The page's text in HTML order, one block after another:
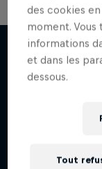
J'en veux
Le
Dans les
des cookies
moment. Vous
informations
et dans les
dessous.
Tout